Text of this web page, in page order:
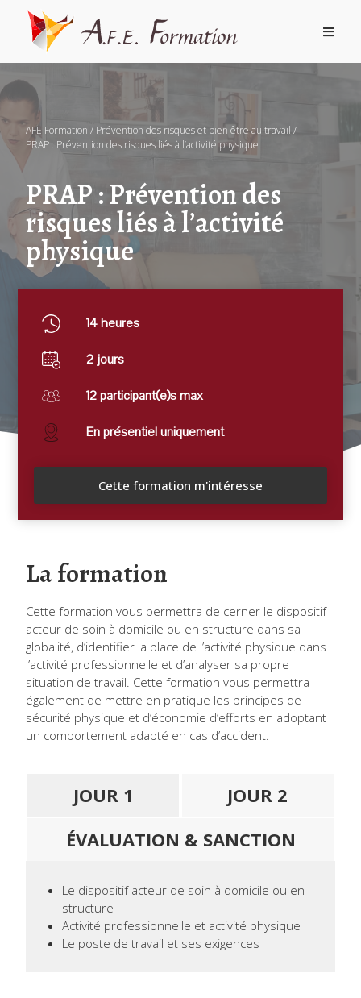
AFE Formation / Prévention des risques et bien être au travail /
PRAP : Prévention des risques liés à l’activité physique
PRAP : Prévention des
risques liés à l’activité
physique
14 heures
2 jours
12 participant(e)s max
En présentiel uniquement
Cette formation m'intéresse
La formation
Cette formation vous permettra de cerner le dispositif
acteur de soin à domicile ou en structure dans sa
globalité, d’identifier la place de l’activité physique dans
l’activité professionnelle et d’analyser sa propre
situation de travail. Cette formation vous permettra
également de mettre en pratique les principes de
sécurité physique et d’économie d’efforts en adoptant
un comportement adapté en cas d’accident.
JOUR 1
JOUR 2
ÉVALUATION & SANCTION
Le dispositif acteur de soin à domicile ou en
structure
Activité professionnelle et activité physique
Le poste de travail et ses exigences